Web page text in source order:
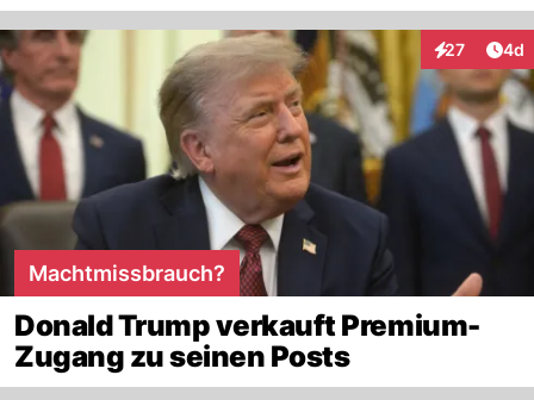
27
Interaktionen
4d
Machtmissbrauch?
Donald Trump verkauft Premium-
Zugang zu seinen Posts